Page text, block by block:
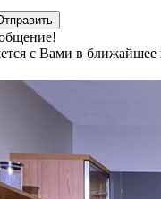
с Вами в ближайшее